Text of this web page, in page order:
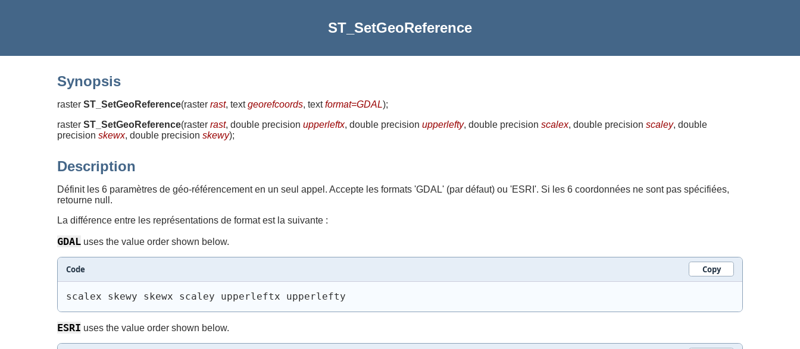
ST_SetGeoReference
Synopsis
raster ST_SetGeoReference(raster rast, textgeorefcoords, textformat=GDAL);
raster ST_SetGeoReference(raster rast, double precision upperleftx, double precision upperlefty, double precision scalex, double precision scaley, double
precision skewx, double precision skewy);
Description
Définit les 6 paramètres de géo-référencement en un seul appel. Accepte les formats 'GDAL' (par défaut) ou 'ESRI'. Si les 6 coordonnées ne sont pas spécifiées,
retourne null.
La différence entre les représentations de format est la suivante :
GDAL uses the value order shown below.
Code Copy
scalex skewy skewx scaley upperleftx upperlefty
ESRI uses the value order shown below.